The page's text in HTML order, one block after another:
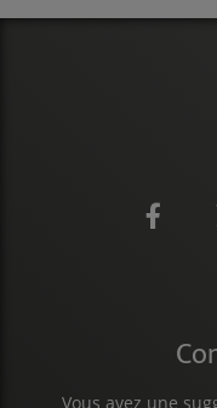
Vous avez une